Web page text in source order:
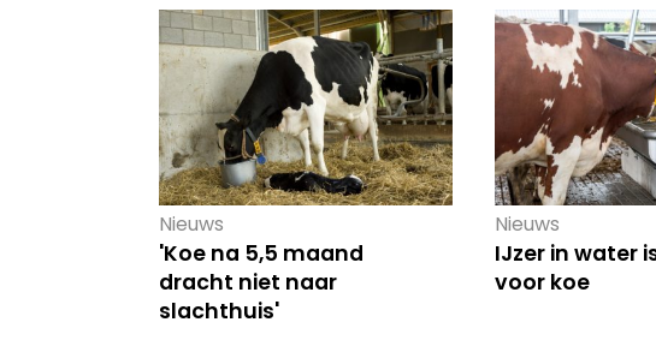
Nieuws
'Koe na 5,5 maand
dracht niet naar
slachthuis'
Nieuws
IJzer in water
voor koe